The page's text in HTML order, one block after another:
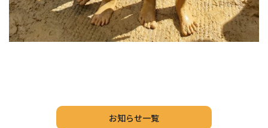
お知らせ一覧